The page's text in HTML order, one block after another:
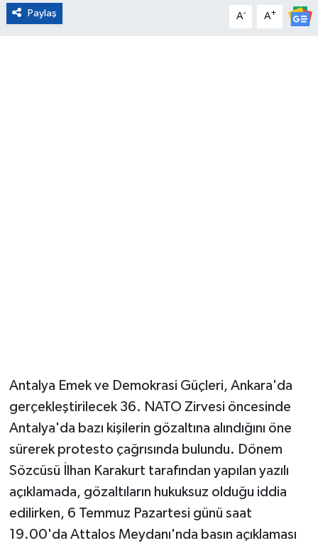
Paylaş A- A+
Antalya Emek ve Demokrasi Güçleri, Ankara'da
gerçekleştirilecek 36. NATO Zirvesi öncesinde
Antalya'da bazı kişilerin gözaltına alındığını öne
sürerek protesto çağrısında bulundu. Dönem
Sözcüsü İlhan Karakurt tarafından yapılan yazılı
açıklamada, gözaltıların hukuksuz olduğu iddia
edilirken, 6 Temmuz Pazartesi günü saat
19.00'da Attalos Meydanı'nda basın açıklaması